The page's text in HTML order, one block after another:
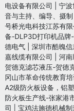
电设备有限公司
宁
音与主持、编导、摄制
号桥光电科技江苏有限
备-DLP3D打印机品牌
德电气
深圳市酷魄
嘉线缆有限公司
河南
贺德克滤芯液压-贺德
冈山市革命传统教育
A2级防火板设备，铝
防火板生产线-张家港
司
宝鸡法施德机械制